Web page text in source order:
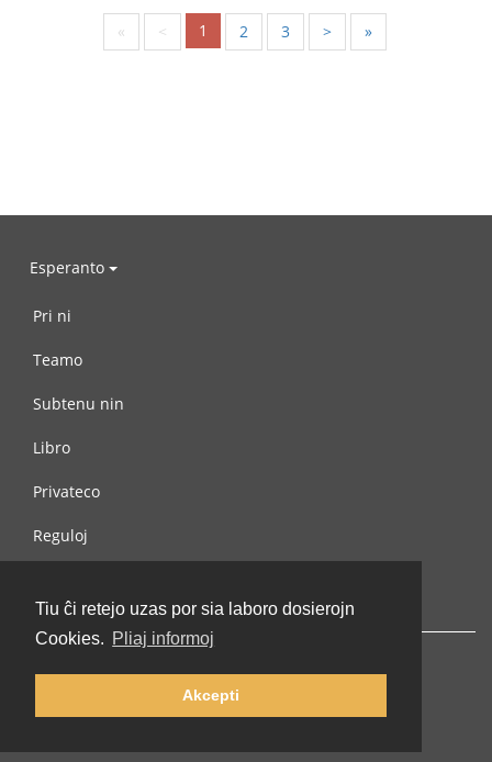
Tiu ĉi retejo uzas por sia laboro dosierojn
Cookies. Pliaj informoj
Akcepti
« < 1 2 3 > »
Esperanto
Pri ni
Teamo
Subtenu nin
Libro
Privateco
Reguloj
© 2002-2026 lernu.net |Impressum